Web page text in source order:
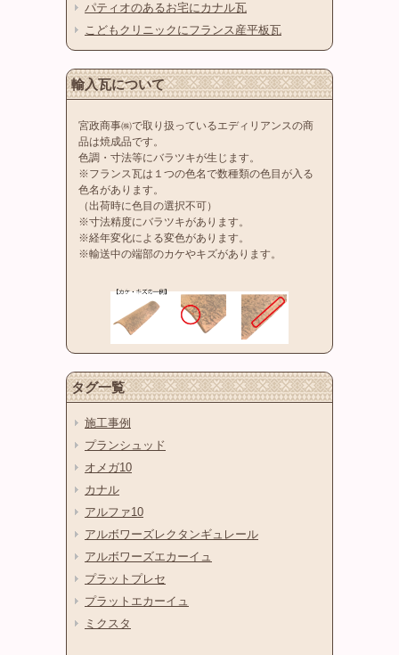
パティオのあるお宅にカナル瓦
こどもクリニックにフランス産平板瓦
輸入瓦について
宮政商事㈱で取り扱っているエディリアンスの商
品は焼成品です。
色調・寸法等にバラツキが生じます。
※フランス瓦は１つの色名で数種類の色目が入る
色名があります。
（出荷時に色目の選択不可）
※寸法精度にバラツキがあります。
※経年変化による変色があります。
※輸送中の端部のカケやキズがあります。
タグ一覧
施工事例
プランシュッド
オメガ10
カナル
アルファ10
アルボワーズレクタンギュレール
アルボワーズエカーイュ
プラットプレセ
プラットエカーイュ
ミクスタ